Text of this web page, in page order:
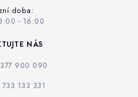
doba:
- 16:00
NÁS
900 090
133 331